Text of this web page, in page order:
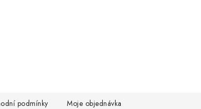
podmínky Moje objednávka